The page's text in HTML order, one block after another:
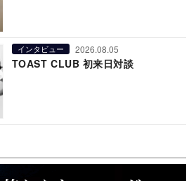
インタビュー 2026.08.05
TOAST CLUB 初来日対談